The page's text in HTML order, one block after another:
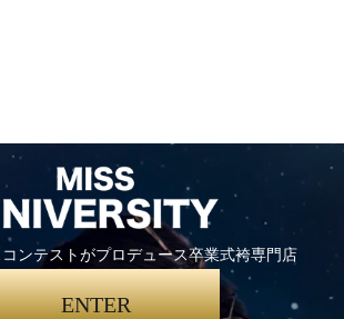
ンテストがプロデュース卒業式袴専門店
ENTER